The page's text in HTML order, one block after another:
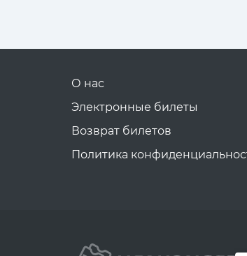
О нас
Электронные билеты
Возврат билетов
Политика